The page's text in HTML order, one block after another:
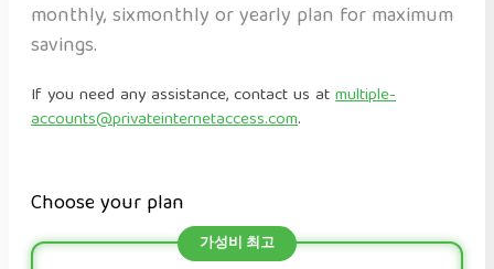
monthly, sixmonthly or yearly plan for maximum
savings.
If you need any assistance, contact us atmultiple-
accounts@privateinternetaccess.com.
Choose your plan